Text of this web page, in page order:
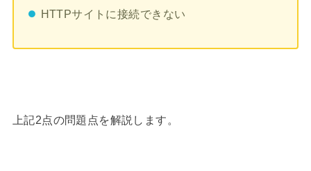
HTTPサイトに接続できない
上記2点の問題点を解説します。